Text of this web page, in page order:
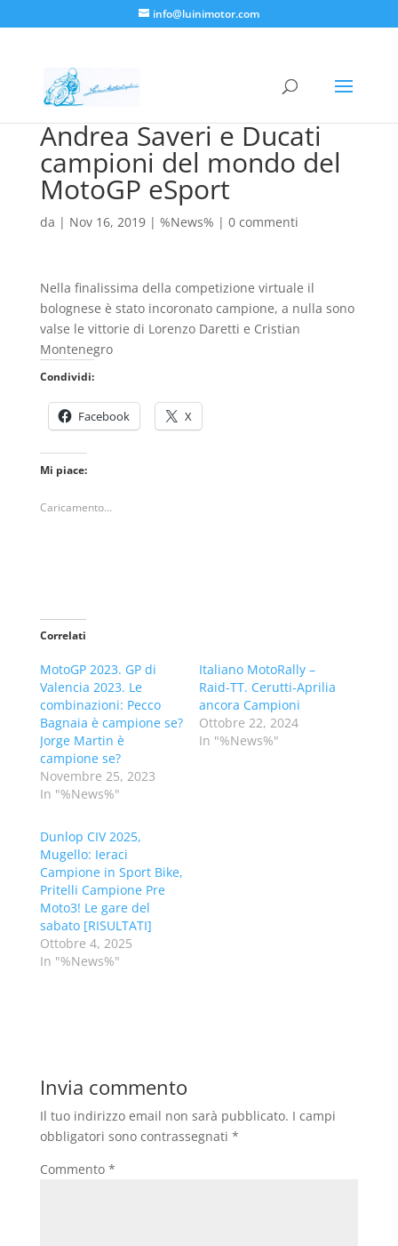
info@luinimotor.com
Andrea Saveri e Ducati
campioni del mondo del
MotoGP eSport
da | Nov 16, 2019| %News% | 0 commenti
Nella finalissima della competizione virtuale il
bolognese è stato incoronato campione, a nulla sono
valse le vittorie di Lorenzo Daretti e Cristian
Montenegro
Condividi:
Facebook X
Mi piace:
Caricamento...
Correlati
MotoGP 2023. GP di
Valencia 2023. Le
combinazioni: Pecco
Bagnaia è campione se?
Jorge Martin è
campione se?
Novembre 25, 2023
In "%News%"
Italiano MotoRally –
Raid-TT. Cerutti-Aprilia
ancora Campioni
Ottobre 22, 2024
In "%News%"
Dunlop CIV 2025,
Mugello: Ieraci
Campione in Sport Bike,
Pritelli Campione Pre
Moto3! Le gare del
sabato [RISULTATI]
Ottobre 4, 2025
In "%News%"
Invia commento
Il tuo indirizzo email non sarà pubblicato. I campi
obbligatori sono contrassegnati *
Commento *